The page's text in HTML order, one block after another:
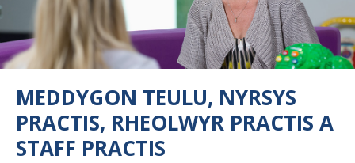
MEDDYGON TEULU, NYRSYS
PRACTIS, RHEOLWYR PRACTIS A
STAFF PRACTIS